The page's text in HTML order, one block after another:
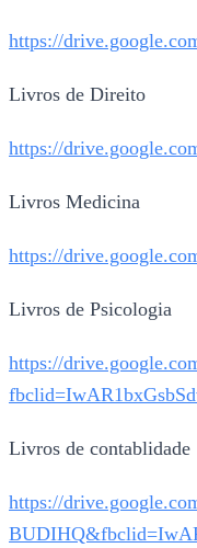
https://
Livros de Direito
https://
Livros Medicina
https://
Livros de Psicologia
https://
Livros de contablidade
https://